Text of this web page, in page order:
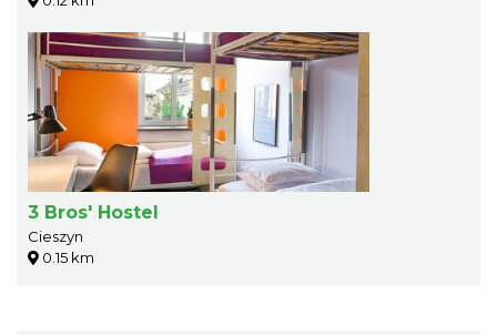
3 Bros' Hostel
Cieszyn
0.15 km